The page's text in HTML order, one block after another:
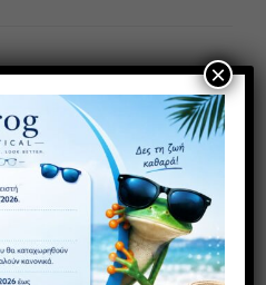
Πρόσθήκη
στην λίστα
×